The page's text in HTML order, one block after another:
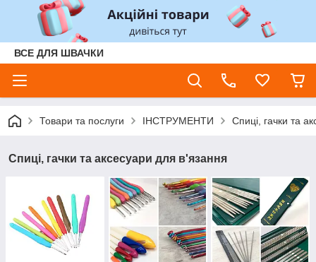
ВСЕ ДЛЯ ШВАЧКИ
Товари та послуги ІНСТРУМЕНТИ Спиці, гачки та
Спиці, гачки та аксесуари для в'язання